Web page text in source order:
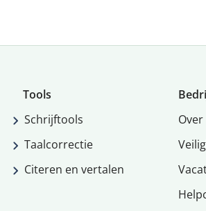
Tools
Schrijftools
Taalcorrectie
Citeren en vertalen
Over